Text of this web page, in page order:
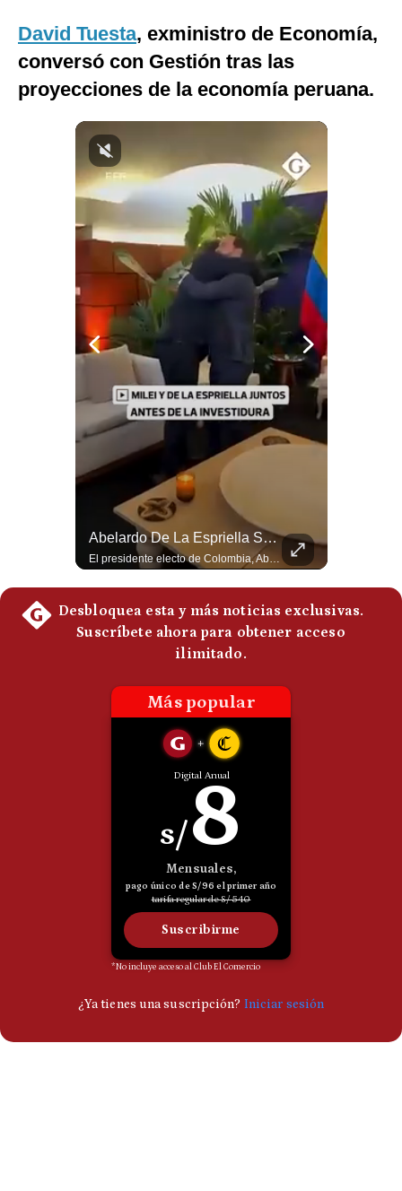
Internacional
Tecnología
Club del Suscriptor
G de Gestión
Notas Contratadas
Gestión TV
Condiciones
Privacidad
David Tuesta, exministro de Economía,
conversó con Gestión tras las
proyecciones de la economía peruana.
Abelardo De La Espriella Se Reúne Con Javier Milei En Cali | Gestión Mundo
El presidente electo de Colombia, Abelardo de la Espriella, sostuvo una reunión bilateral en Cali con el mandatario argentino Javier Milei. El encuentro se dio pocas horas antes de la ceremonia de investidura presidencial para el periodo 2026-2030, marcando el inicio de una nueva alianza estratégica regional. #DeLaEspriella #JavierMilei #Colombia #Argentina #PoliticaLatina #Shorts 👉 Suscríbete y activa la campana para no perderte nuestro análisis diario. 🌎 Síguenos en nuestras redes sociales: 📌 Web oficial: https://gestion.pe/mundo/ 📌 LinkedIn: http://bit.ly/3HYIET0 📌 X (Twitter): http://bit.ly/4noZtX9 📌 TikTok: http://bit.ly/4evB6TO